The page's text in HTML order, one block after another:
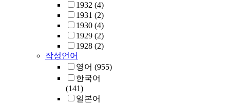
1932 (4)
1931 (2)
1930 (4)
1929 (2)
1928 (2)
작성언어
영어 (955)
한국어
(141)
일본어